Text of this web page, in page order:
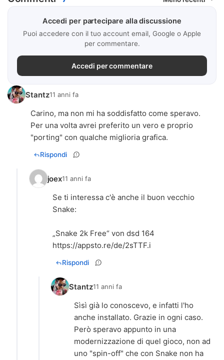
Accedi per partecipare alla discussione
Puoi accedere con il tuo account email, Google o Apple
per commentare.
Accedi per commentare
Stantz11 anni fa
Carino, ma non mi ha soddisfatto come speravo.
Per una volta avrei preferito un vero e proprio
"porting" con qualche miglioria grafica.
Rispondi
joex11 anni fa
Se ti interessa c'è anche il buon vecchio
Snake:
https://appsto.re/de/2sTTF.i
Rispondi
Stantz11 anni fa
Sìsì già lo conoscevo, e infatti l'ho
anche installato. Grazie in ogni caso.
Però speravo appunto in una
modernizzazione di quel gioco, non ad
uno "spin-off" che con Snake non ha